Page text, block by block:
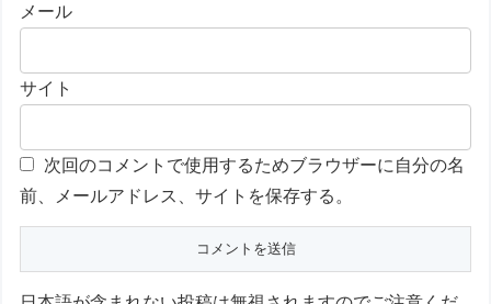
メール
サイト
次回のコメントで使用するためブラウザーに自分の名
前、メールアドレス、サイトを保存する。